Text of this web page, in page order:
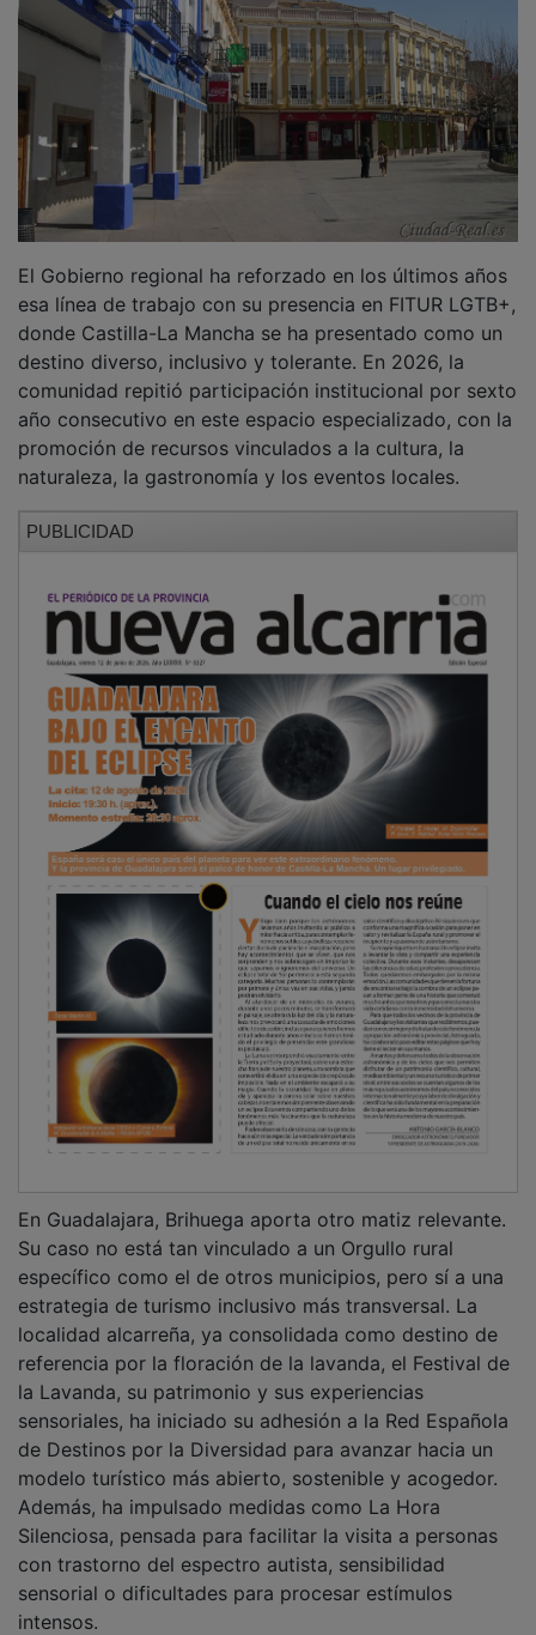
esa línea de trabajo con su presencia en FITUR LGTB+,
donde Castilla-La Mancha se ha presentado como un
destino diverso, inclusivo y tolerante. En 2026, la
comunidad repitió participación institucional por sexto
año consecutivo en este espacio especializado, con la
promoción de recursos vinculados a la cultura, la
naturaleza, la gastronomía y los eventos locales.
Su caso no está tan vinculado a un Orgullo rural
específico como el de otros municipios, pero sí a una
estrategia de turismo inclusivo más transversal. La
localidad alcarreña, ya consolidada como destino de
referencia por la floración de la lavanda, el Festival de
la Lavanda, su patrimonio y sus experiencias
sensoriales, ha iniciado su adhesión a la Red Española
de Destinos por la Diversidad para avanzar hacia un
modelo turístico más abierto, sostenible y acogedor.
Además, ha impulsado medidas como La Hora
Silenciosa, pensada para facilitar la visita a personas
con trastorno del espectro autista, sensibilidad
sensorial o dificultades para procesar estímulos
intensos.